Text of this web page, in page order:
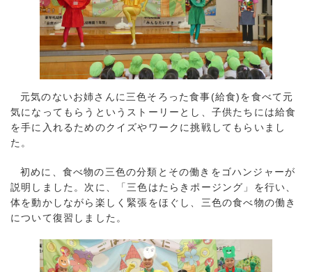
元気のないお姉さんに三色そろった食事(給食)を食べて元
気になってもらうというストーリーとし、子供たちには給食
を手に入れるためのクイズやワークに挑戦してもらいまし
た。
初めに、食べ物の三色の分類とその働きをゴハンジャーが
説明しました。次に、「三色はたらきポージング」を行い、
体を動かしながら楽しく緊張をほぐし、三色の食べ物の働き
について復習しました。